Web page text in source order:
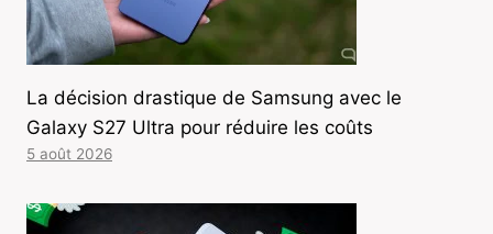
La décision drastique de Samsung avec le
Galaxy S27 Ultra pour réduire les coûts
5 août 2026